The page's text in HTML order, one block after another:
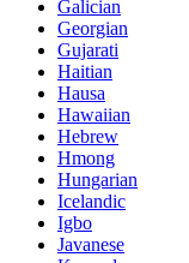
Galician
Georgian
Gujarati
Haitian
Hausa
Hawaiian
Hebrew
Hmong
Hungarian
Icelandic
Igbo
Javanese